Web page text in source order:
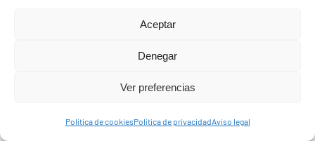
Aceptar
Denegar
Ver preferencias
Política de cookiesPolítica de privacidadAviso legal
once meses
Empleo y Formación
proyectos municipales presentados a los